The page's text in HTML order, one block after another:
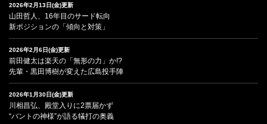
2026年2月13日(金)更新
山田哲人、16年目のサード転向
新ポジションの「傾向と対策」
2026年2月6日(金)更新
前田健太は楽天の「無形の力」か!?
先輩・黒田博樹が変えた広島投手陣
2026年1月30日(金)更新
川相昌弘、殿堂入りに2票届かず
“バントの神様”が語る犠打の奥義